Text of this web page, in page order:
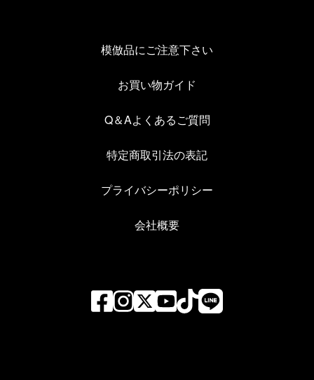
模倣品にご注意下さい
お買い物ガイド
Q＆Aよくあるご質問
特定商取引法の表記
プライバシーポリシー
会社概要